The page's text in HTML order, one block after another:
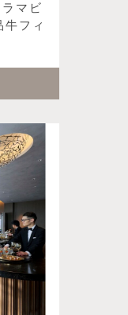
マビ
フィ